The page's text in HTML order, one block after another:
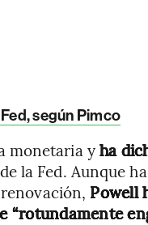
según Pimco
monetaria yha
la Fed. Aunque ha
Powell
“rotundamente